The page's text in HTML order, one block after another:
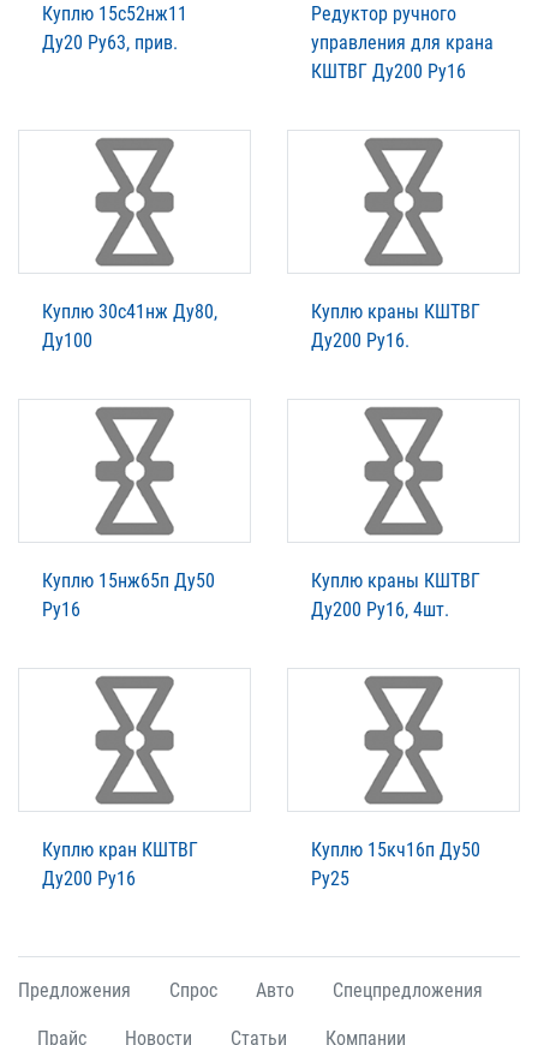
Куплю 15с52нж11
Ду20 Ру63, прив.
Редуктор ручного
управления для крана
КШТВГ Ду200 Ру16
Куплю 30с41нж Ду80,
Ду100
Куплю краны КШТВГ
Ду200 Ру16.
Куплю 15нж65п Ду50
Ру16
Куплю краны КШТВГ
Ду200 Ру16, 4шт.
Куплю кран КШТВГ
Ду200 Ру16
Куплю 15кч16п Ду50
Ру25
Предложения Спрос Авто Спецпредложения
Прайс Новости Статьи Компании